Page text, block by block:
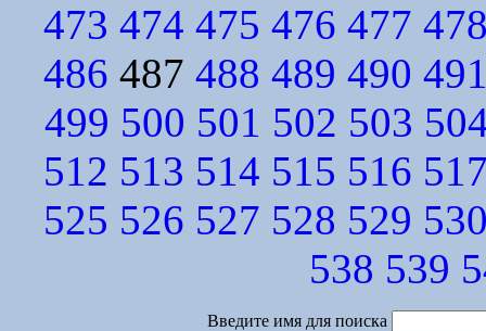
473 474 475 476 477
486 487 488 489 490
499 500 501 502 503
512 513 514 515 516
525 526 527 528 529
538 539
Введите имя для поиска